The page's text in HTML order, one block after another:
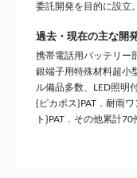
委託開発を目的に設立。
過去・現在の主な開
携帯電話用バッテリー
銀端子用特殊材料超小
ル備品多数、LED照明
{ピカポス}PAT．耐雨
ト}PAT．その他累計